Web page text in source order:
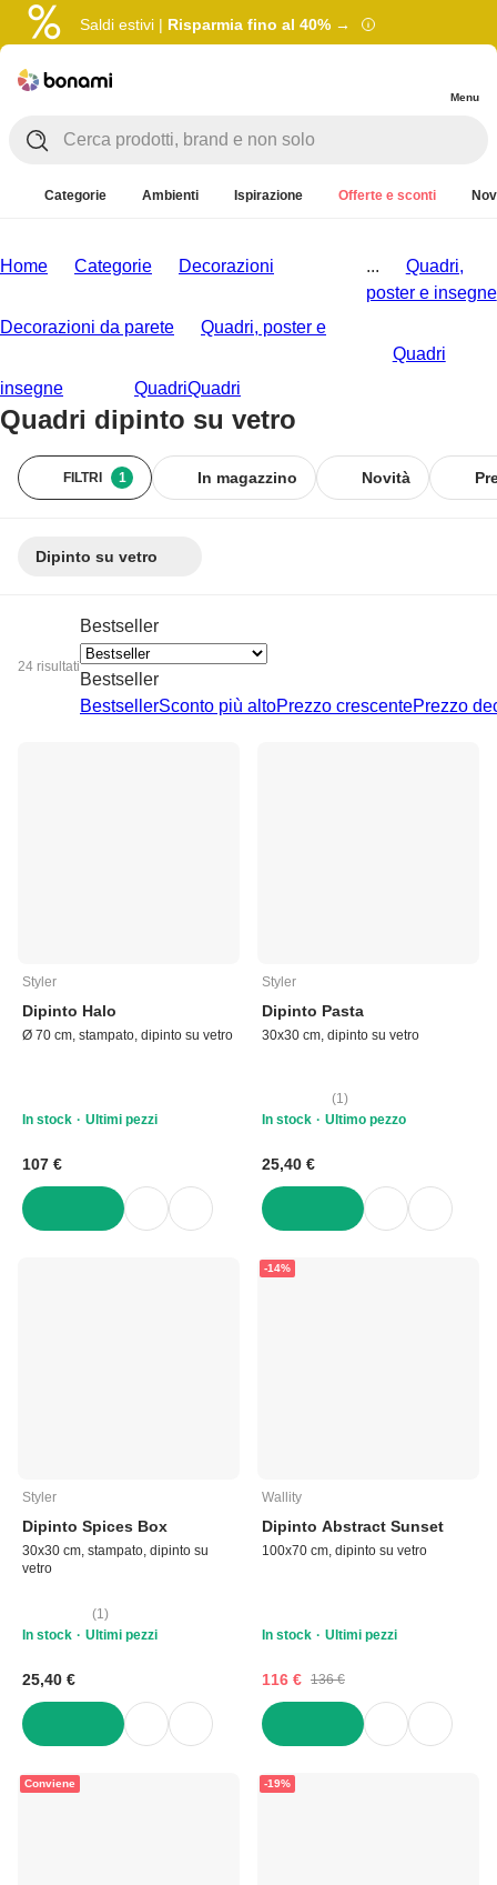
Saldi estivi | Risparmia fino al 40% →
Menu
Categorie Ambienti Ispirazione Offerte e sconti
Home Categorie Decorazioni
Decorazioni da parete Quadri, poster e
insegne QuadriQuadri
...
Quadri,
poster e insegne
Quadri
Quadri dipinto su vetro
FILTRI 1 Novità
In magazzino
Dipinto su vetro
24 risultati
Bestseller
Bestseller
BestsellerSconto più altoPrezzo crescentePrezzo
Styler
Dipinto Halo
Ø 70 cm, stampato, dipinto su vetro
In stock Ultimi pezzi
107 €
Styler
Dipinto Pasta
30x30 cm, dipinto su vetro
(1)
In stock
Ultimo pezzo
25,40 €
Styler
Dipinto Spices Box
30x30 cm, stampato, dipinto su
vetro
(1)
In stock
Ultimi pezzi
25,40 €
-14%
Wallity
Dipinto Abstract Sunset
100x70 cm, dipinto su vetro
In stock Ultimi pezzi
116 € 136 €
Conviene -19%